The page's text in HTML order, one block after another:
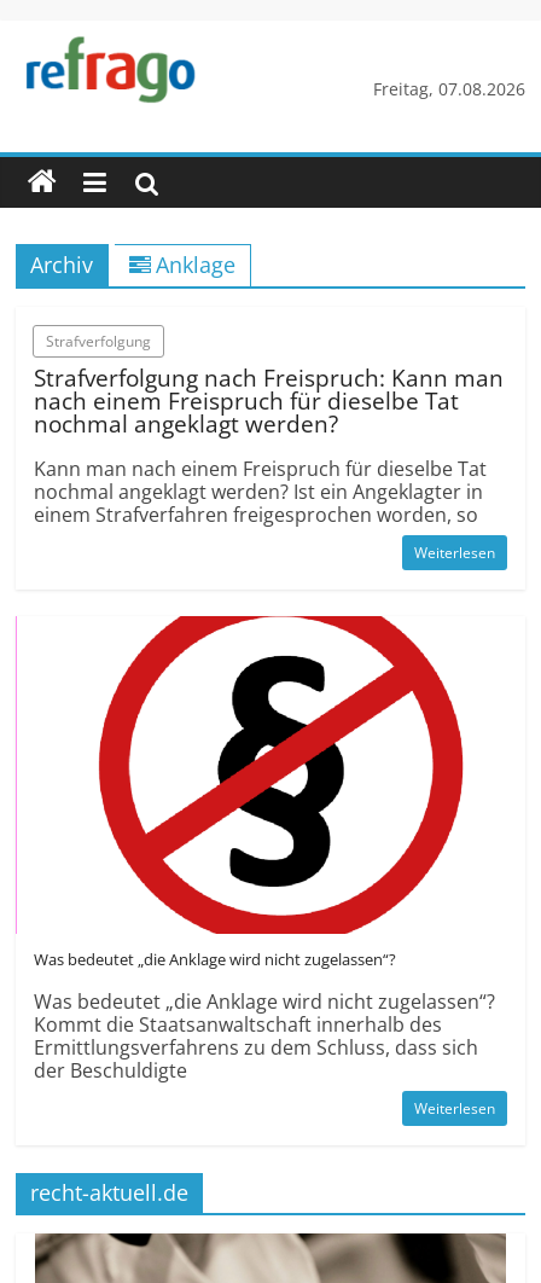
springen
Freitag, 07.08.2026
refrago
Rechtsfragen
online
verständlich
erklärt
Archiv Anklage
Strafverfolgung
Straf­verfolgung nach Freispruch: Kann man
nach einem Freispruch für dieselbe Tat
nochmal angeklagt werden?
Kann man nach einem Freispruch für dieselbe Tat
nochmal angeklagt werden? Ist ein Angeklagter in
einem Straf­verfahren freigesprochen worden, so
Weiterlesen
Was bedeutet „die Anklage wird nicht zugelassen“?
Was bedeutet „die Anklage wird nicht zugelassen“?
Kommt die Staats­anwaltschaft innerhalb des
Ermittlungs­verfahrens zu dem Schluss, dass sich
der Beschuldigte
Weiterlesen
recht-aktuell.de